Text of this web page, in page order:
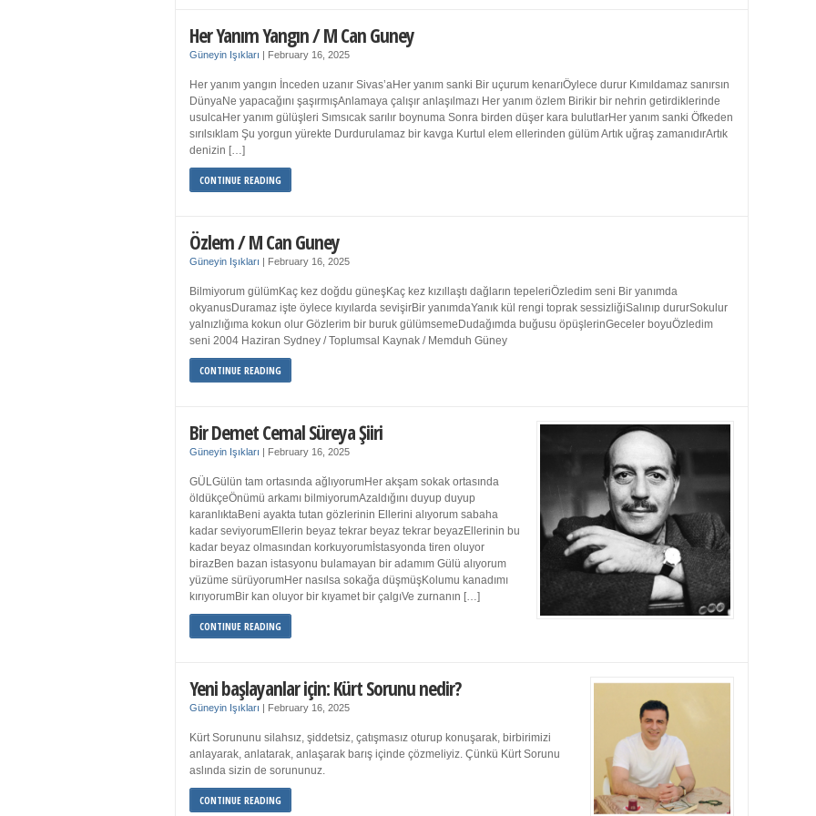
Her Yanım Yangın / M Can Guney
Güneyin Işıkları February 16, 2025
Her yanım yangın İnceden uzanır Sivas’aHer yanım sanki Bir uçurum kenarıÖylece durur Kımıldamaz sanırsın
DünyaNe yapacağını şaşırmışAnlamaya çalışır anlaşılmazı Her yanım özlem Birikir bir nehrin getirdiklerinde
usulcaHer yanım gülüşleri Sımsıcak sarılır boynuma Sonra birden düşer kara bulutlarHer yanım sanki Öfkeden
sırılsıklam Şu yorgun yürekte Durdurulamaz bir kavga Kurtul elem ellerinden gülüm Artık uğraş zamanıdırArtık
denizin […]
CONTINUE READING
Özlem / M Can Guney
Güneyin Işıkları February 16, 2025
Bilmiyorum gülümKaç kez doğdu güneşKaç kez kızıllaştı dağların tepeleriÖzledim seni Bir yanımda
okyanusDuramaz işte öylece kıyılarda sevişirBir yanımdaYanık kül rengi toprak sessizliğiSalınıp dururSokulur
yalnızlığıma kokun olur Gözlerim bir buruk gülümsemeDudağımda buğusu öpüşlerinGeceler boyuÖzledim
seni 2004 Haziran Sydney / Toplumsal Kaynak / Memduh Güney
CONTINUE READING
Bir Demet Cemal Süreya Şiiri
Güneyin Işıkları February 16, 2025
GÜLGülün tam ortasında ağlıyorumHer akşam sokak ortasında
öldükçeÖnümü arkamı bilmiyorumAzaldığını duyup duyup
karanlıktaBeni ayakta tutan gözlerinin Ellerini alıyorum sabaha
kadar seviyorumEllerin beyaz tekrar beyaz tekrar beyazEllerinin bu
kadar beyaz olmasından korkuyorumİstasyonda tiren oluyor
birazBen bazan istasyonu bulamayan bir adamım Gülü alıyorum
yüzüme sürüyorumHer nasılsa sokağa düşmüşKolumu kanadımı
kırıyorumBir kan oluyor bir kıyamet bir çalgıVe zurnanın […]
CONTINUE READING
Yeni başlayanlar için: Kürt Sorunu nedir?
Güneyin Işıkları February 16, 2025
Kürt Sorununu silahsız, şiddetsiz, çatışmasız oturup konuşarak, birbirimizi
anlayarak, anlatarak, anlaşarak barış içinde çözmeliyiz. Çünkü Kürt Sorunu
aslında sizin de sorununuz.
CONTINUE READING